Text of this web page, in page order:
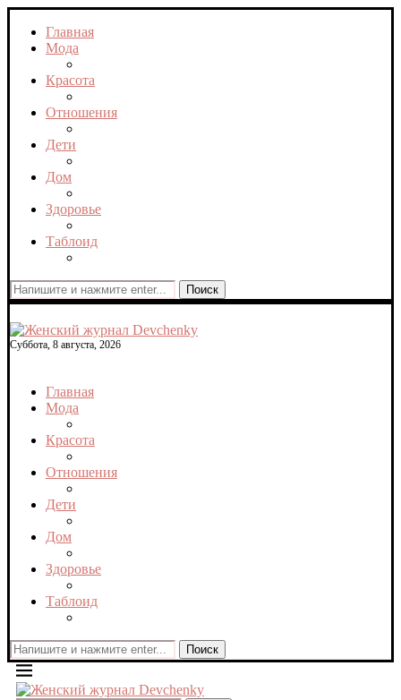
Главная
Мода
Красота
Отношения
Дети
Дом
Здоровье
Таблоид
Поиск
Суббота, 8 августа, 2026
Главная
Мода
Красота
Отношения
Дети
Дом
Здоровье
Таблоид
Поиск